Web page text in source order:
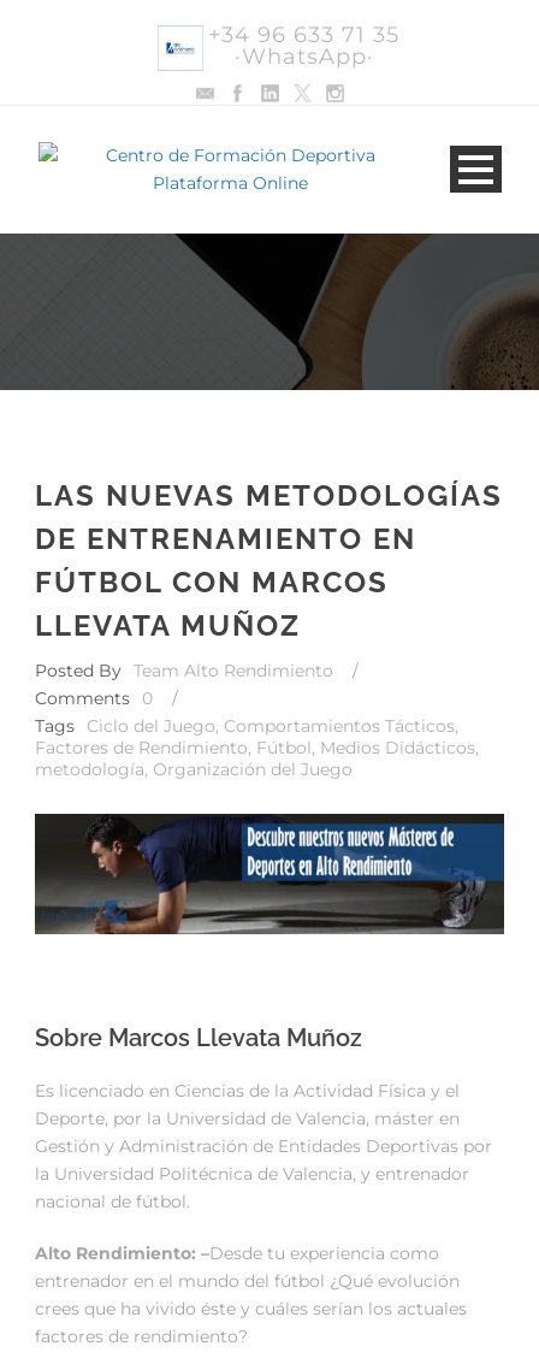
+34 96 633 71 35
·WhatsApp·
LAS NUEVAS METODOLOGÍAS
DE ENTRENAMIENTO EN
FÚTBOL CON MARCOS
LLEVATA MUÑOZ
Posted By Team Alto Rendimiento
/
Comments
0
/
Tags
Ciclo del Juego, Comportamientos Tácticos,
Factores de Rendimiento, Fútbol, Medios Didácticos,
metodología, Organización del Juego
Sobre Marcos Llevata Muñoz
Es licenciado en Ciencias de la Actividad Física y el
Deporte, por la Universidad de Valencia, máster en
Gestión y Administración de Entidades Deportivas por
la Universidad Politécnica de Valencia, y entrenador
nacional de fútbol.
Alto Rendimiento: –Desde tu experiencia como
entrenador en el mundo del fútbol ¿Qué evolución
crees que ha vivido éste y cuáles serían los actuales
factores de rendimiento?